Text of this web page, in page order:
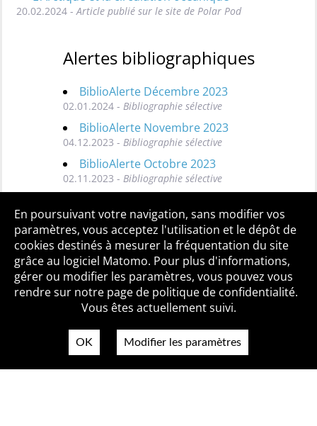
20.02.2024 - Article publié sur le site de Polar Pod
Alertes bibliographiques
BiblioAlerte Décembre 2023
02.01.2024 - Bibliographie sélective
BiblioAlerte Novembre 2023
04.12.2023 - Bibliographie sélective
BiblioAlerte Octobre 2023
02.11.2023 - Bibliographie sélective
Toutes les BiblioAlertes
Qui sommes-nous ? Mentions légales
Accessibilité
Politique de confidentialité
Contact
En poursuivant votre navigation, sans modifier vos
paramètres, vous acceptez l'utilisation et le dépôt de
cookies destinés à mesurer la fréquentation du site
grâce au logiciel Matomo. Pour plus d'informations,
gérer ou modifier les paramètres, vous pouvez vous
rendre sur notre page de politique de confidentialité.
Vous êtes actuellement suivi.
OK Modifier les paramètres